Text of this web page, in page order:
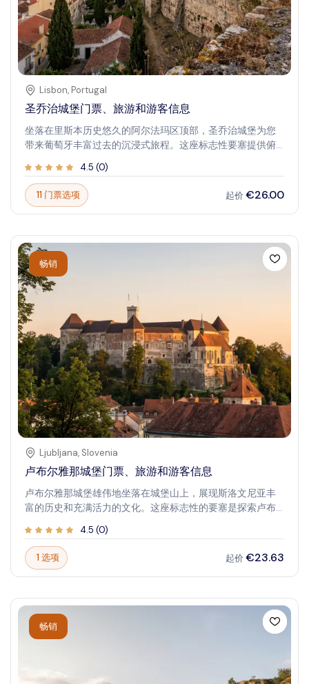
Lisbon, Portugal
圣乔治城堡门票、旅游和游客信息
坐落在里斯本历史悠久的阿尔法玛区顶部，圣乔治城堡为您
带来葡萄牙丰富过去的沉浸式旅程。这座标志性要塞提供俯
旅行者必访之地。探索城堡将带来难忘的瞬间，让您更深入
了解里斯本的遗产。当您穿过古老的城墙和塔楼时，仿佛穿
越回过去。该遗址结合了历史意义、壮观的景色、充满活力
的花园和考古遗迹，是家庭、情侣和独行探索者探索里斯本
4.5 (0)
11 门票选项 起价€26.00
畅销
Ljubljana, Slovenia
卢布尔雅那城堡门票、旅游和游客信息
卢布尔雅那城堡雄伟地坐落在城堡山上，展现斯洛文尼亚丰
富的历史和充满活力的文化。这座标志性的要塞是探索卢布
其中世纪的城墙和塔楼，让游客穿越时空，沉浸在几个世纪
的斯洛文尼亚遗产中。这座城堡不仅是古老的要塞——它还是
文化活动、展览和全景视野的活跃中心。漫步其历史悠久的
大厅，从瞭望塔欣赏壮观的景色，体验历史与现代娱乐融
部分。
4.5 (0)
1 选项 起价€23.63
畅销